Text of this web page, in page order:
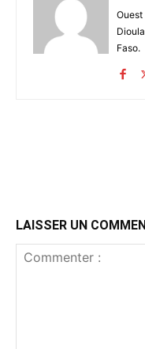
Ouest
Faso.
LAISSER UN